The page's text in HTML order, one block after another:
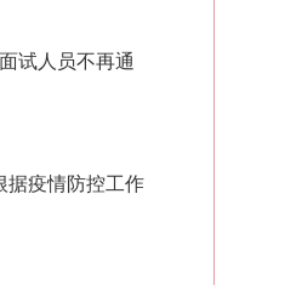
试人员不再通
据疫情防控工作